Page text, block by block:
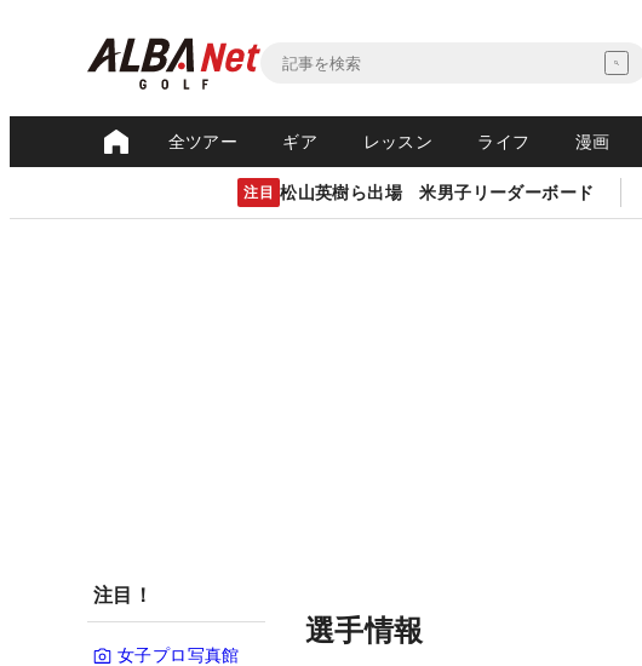
全ツアー ギア レッスン ライフ 漫画
注目 松山英樹ら出場 米男子リーダーボード
注目！
女子プロ写真館
選手情報